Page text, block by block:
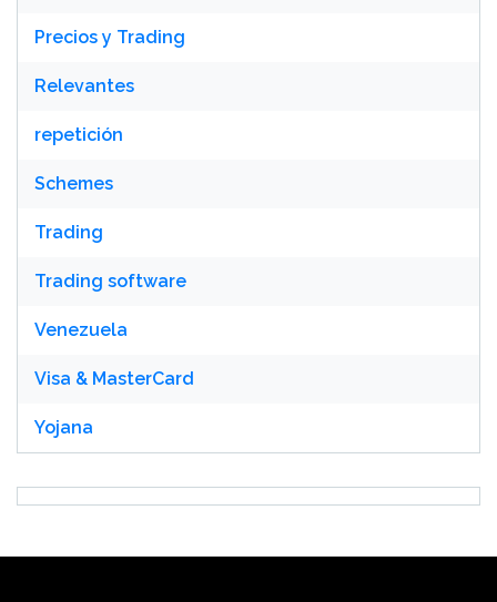
Precios y Trading
Relevantes
repetición
Schemes
Trading
Trading software
Venezuela
Visa & MasterCard
Yojana